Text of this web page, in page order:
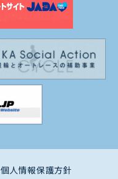
個人情報保護方針